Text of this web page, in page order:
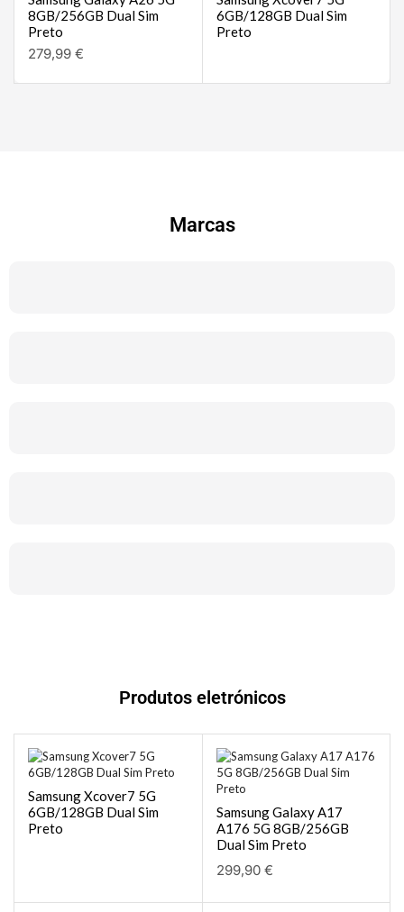
8GB/256GB Dual Sim
Preto
279,99 €
6GB/128GB Dual Sim
Preto
Marcas
Produtos eletrónicos
Samsung Xcover7 5G
6GB/128GB Dual Sim
Preto
Samsung Galaxy A17
A176 5G 8GB/256GB
Dual Sim Preto
299,90 €